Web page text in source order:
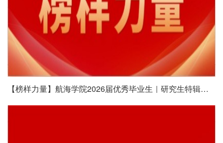
【榜样力量】航海学院2026届优秀毕业生｜研究生特辑（三）